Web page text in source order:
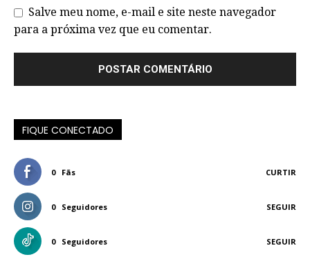
Salve meu nome, e-mail e site neste navegador
para a próxima vez que eu comentar.
FIQUE CONECTADO
0 Fãs CURTIR
0 Seguidores SEGUIR
0 Seguidores SEGUIR